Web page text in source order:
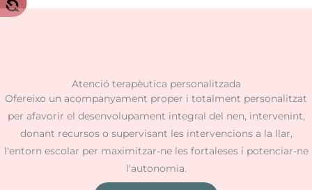
Atenció terapèutica personalitzada
Ofereixo un acompanyament proper i totalment personalitzat
per afavorir el desenvolupament integral del nen, intervenint,
donant recursos o supervisant les intervencions a la llar,
l'entorn escolar per maximitzar-ne les fortaleses i potenciar-ne
l'autonomia.